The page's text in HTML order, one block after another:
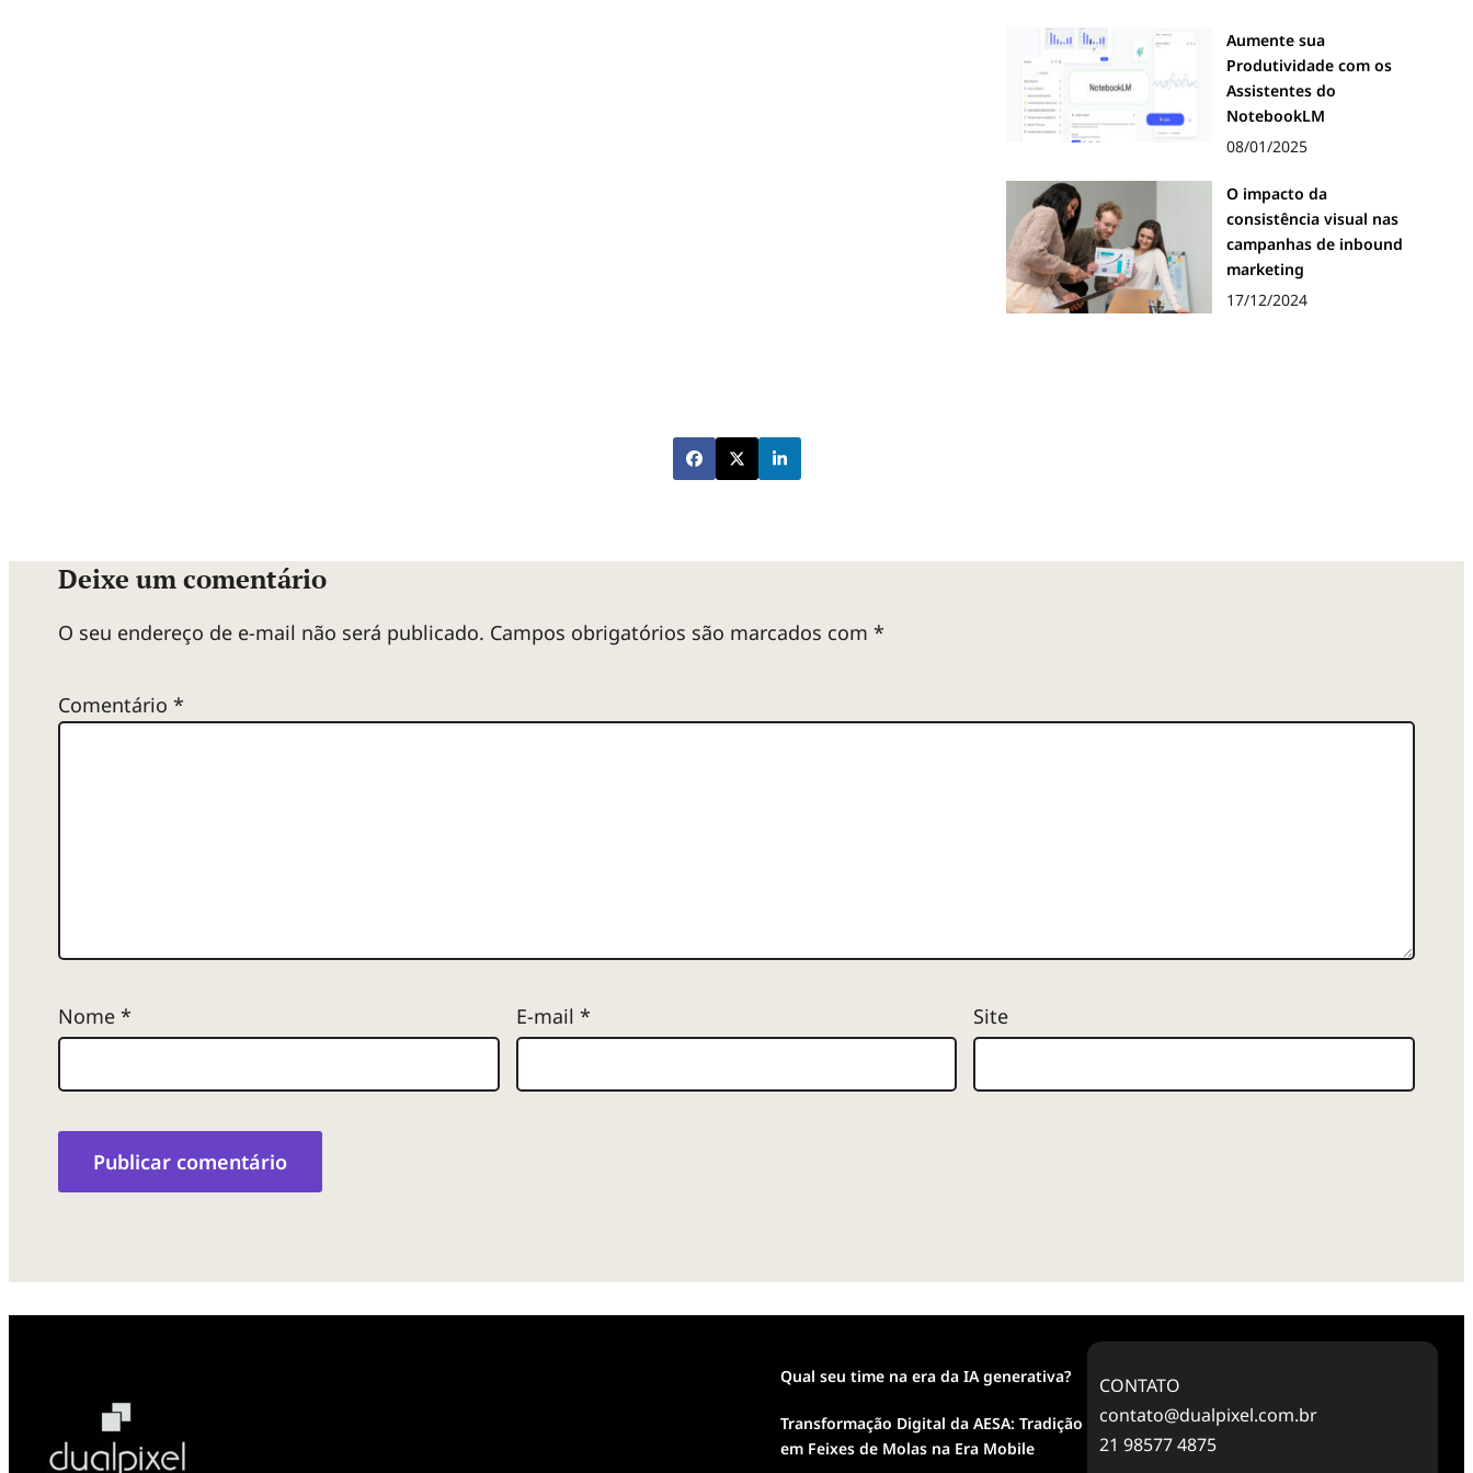
Aumente sua
Produtividade com os
Assistentes do
NotebookLM
08/01/2025
O impacto da
consistência visual nas
campanhas de inbound
marketing
17/12/2024
Deixe um comentário
O seu endereço de e-mail não será publicado. Campos obrigatórios são marcados com *
Comentário *
Nome * E-mail * Site
Qual seu time na era da IA generativa?
Transformação Digital da AESA: Tradição
em Feixes de Molas na Era Mobile
CONTATO
contato@dualpixel.com.br
21 98577 4875